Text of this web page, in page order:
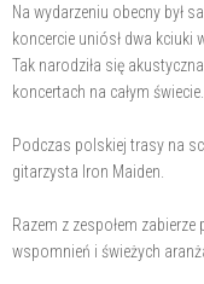
Na wydarzeniu obecny był
koncercie uniósł dwa kciuki
Tak narodziła się
koncertach na całym świecie.
Podczas polskiej trasy na
gitarzysta Iron Maiden.
Razem z zespołem
wspomnień i świeżych